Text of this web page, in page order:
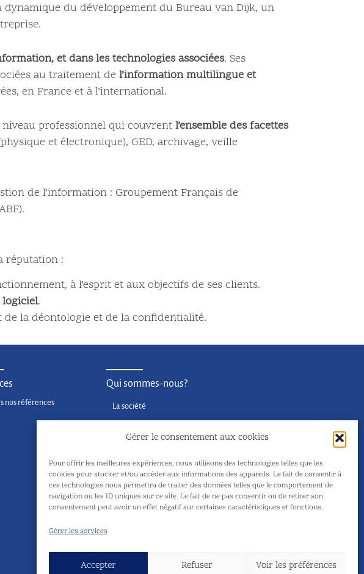
Gérer le consentement aux cookies
Pour offrir les meilleures expériences, nous utilisons des technologies telles que les
cookies pour stocker et/ou accéder aux informations des appareils. Le fait de consentir à
ces technologies nous permettra de traiter des données telles que le comportement de
navigation ou les ID uniques sur ce site. Le fait de ne pas consentir ou de retirer son
consentement peut avoir un effet négatif sur certaines caractéristiques et fonctions.
Gérer les services
Accepter Refuser Voir les préférences
dynamique du développement du Bureau van Dijk, un
et dans les technologies associées. Ses
au traitement de l’information multilingue et
en France et à l’international.
professionnel qui couvrent l’ensemble des facettes
et électronique), GED, archivage, veille
de l’information : Groupement Français de
réputation :
à l’esprit et aux objectifs de ses clients.
.
de la déontologie et de la confidentialité.
nos références
Qui sommes-nous?
La société
Nous contacter